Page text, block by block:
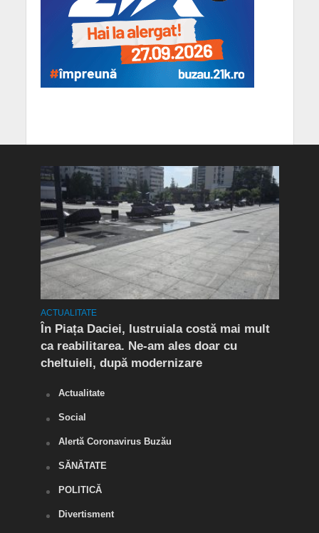
ACTUALITATE
În Piața Daciei, lustruiala costă mai mult
ca reabilitarea. Ne-am ales doar cu
cheltuieli, după modernizare
Actualitate
Social
Alertă Coronavirus Buzău
SĂNĂTATE
POLITICĂ
Divertisment